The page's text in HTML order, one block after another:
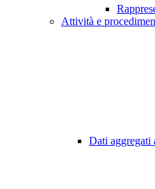
Attività e
Dati aggregati